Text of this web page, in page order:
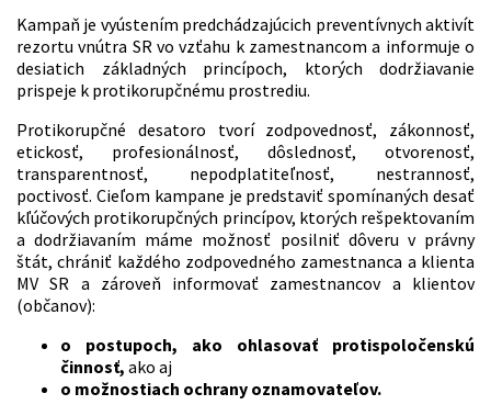
Kampaň je vyústením predchádzajúcich preventívnych aktivít
rezortu vnútra SR vo vzťahu k zamestnancom a informuje o
desiatich základných princípoch, ktorých dodržiavanie
prispeje k protikorupčnému prostrediu.
Protikorupčné desatoro tvorí zodpovednosť, zákonnosť,
etickosť, profesionálnosť, dôslednosť, otvorenosť,
transparentnosť, nepodplatiteľnosť, nestrannosť,
poctivosť. Cieľom kampane je predstaviť spomínaných desať
kľúčových protikorupčných princípov, ktorých rešpektovaním
a dodržiavaním máme možnosť posilniť dôveru v právny
štát, chrániť každého zodpovedného zamestnanca a klienta
MV SR a zároveň informovať zamestnancov a klientov
(občanov):
o postupoch, ako ohlasovať protispoločenskú
činnosť, ako aj
o možnostiach ochrany oznamovateľov.